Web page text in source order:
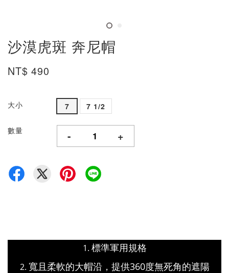
沙漠虎斑 奔尼帽
NT$ 490
大小 7 7 1/2
數量 - +
標準軍用規格
寬且柔軟的大帽沿，提供360度無死角的遮陽